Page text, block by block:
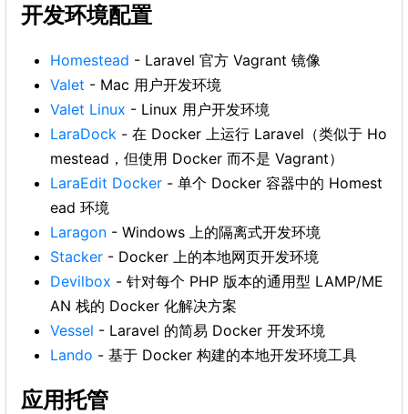
开发环境配置
Homestead - Laravel 官方 Vagrant 镜像
Valet - Mac 用户开发环境
Valet Linux - Linux 用户开发环境
LaraDock - 在 Docker 上运行 Laravel（类似于 Ho
mestead，但使用 Docker 而不是 Vagrant）
LaraEdit Docker - 单个 Docker 容器中的 Homest
ead 环境
Laragon - Windows 上的隔离式开发环境
Stacker - Docker 上的本地网页开发环境
Devilbox - 针对每个 PHP 版本的通用型 LAMP/ME
AN 栈的 Docker 化解决方案
Vessel - Laravel 的简易 Docker 开发环境
Lando - 基于 Docker 构建的本地开发环境工具
应用托管